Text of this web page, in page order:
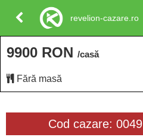
Cod cazare: 0049
9900 RON /casă
Fără masă
revelion-cazare.ro